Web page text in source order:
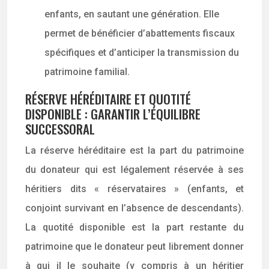
enfants, en sautant une génération. Elle
permet de bénéficier d’abattements fiscaux
spécifiques et d’anticiper la transmission du
patrimoine familial.
RÉSERVE HÉRÉDITAIRE ET QUOTITÉ
DISPONIBLE : GARANTIR L’ÉQUILIBRE
SUCCESSORAL
La réserve héréditaire est la part du patrimoine
du donateur qui est légalement réservée à ses
héritiers dits « réservataires » (enfants, et
conjoint survivant en l’absence de descendants).
La quotité disponible est la part restante du
patrimoine que le donateur peut librement donner
à qui il le souhaite (y compris à un héritier